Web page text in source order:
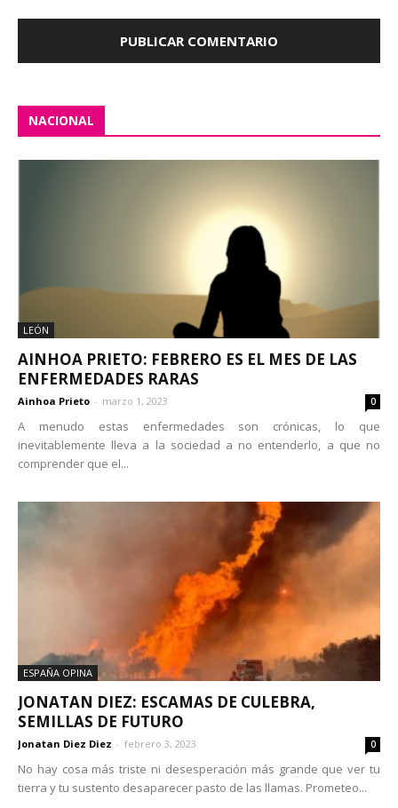
NACIONAL
LEÓN
AINHOA PRIETO: FEBRERO ES EL MES DE LAS
ENFERMEDADES RARAS
Ainhoa Prieto - marzo 1, 2023 0
A menudo estas enfermedades son crónicas, lo que
inevitablemente lleva a la sociedad a no entenderlo, a que no
comprender que el...
ESPAÑA OPINA
JONATAN DIEZ: ESCAMAS DE CULEBRA,
SEMILLAS DE FUTURO
Jonatan Diez Diez - febrero 3, 2023 0
No hay cosa más triste ni desesperación más grande que ver tu
tierra y tu sustento desaparecer pasto de las llamas. Prometeo...